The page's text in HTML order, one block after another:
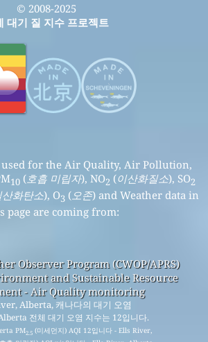
© 2008-2025
대기 질 지수 프로젝트
used for the Air Quality, Air Pollution,
10 (호흡 미립자), NO2 (이산화질소), SO2
화탄소), O3 (오존) and Weather data in
page are coming from:
Observer Program (CWOP/APRS)
and Sustainable Resource
- Air Quality monitoring
Alberta, 캐나다의 대기 오염
전체 대기 오염 지수는 12입니다.
PM2.5 (미세먼지) AQI 12입니다 - Ells River,